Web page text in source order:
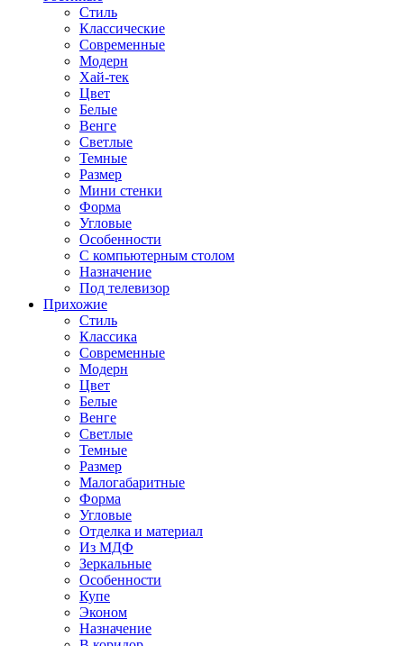
Стиль
Классические
Современные
Модерн
Хай-тек
Цвет
Белые
Венге
Светлые
Темные
Размер
Мини стенки
Форма
Угловые
Особенности
С компьютерным столом
Назначение
Под телевизор
Прихожие
Стиль
Классика
Современные
Модерн
Цвет
Белые
Венге
Светлые
Темные
Размер
Малогабаритные
Форма
Угловые
Отделка и материал
Из МДФ
Зеркальные
Особенности
Купе
Эконом
Назначение